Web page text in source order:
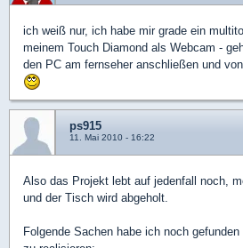
ich weiß nur, ich habe mir grade ein
meinem Touch Diamond als Webcam -
den PC am fernseher anschließen und
ps915
11. Mai 2010 - 16:22
Also das Projekt lebt auf jedenfall noch,
und der Tisch wird abgeholt.
Folgende Sachen habe ich noch